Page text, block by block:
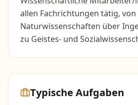
allen Fachrichtungen tätig, von
Naturwissenschaften über
zu Geistes- und
Typische Aufgaben